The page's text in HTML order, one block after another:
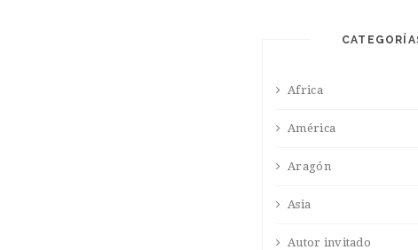
Africa
América
Aragón
Asia
Autor invitado